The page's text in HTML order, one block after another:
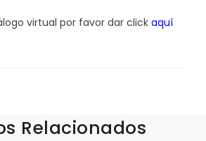
virtual por favor dar click aquí
Relacionados